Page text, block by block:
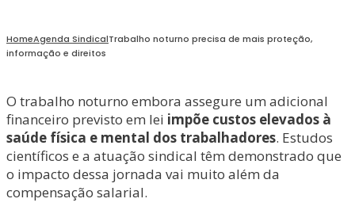
HomeAgenda SindicalTrabalho noturno precisa de mais proteção,
informação e direitos
O trabalho noturno embora assegure um adicional
financeiro previsto em lei impõe custos elevados à
saúde física e mental dos trabalhadores. Estudos
científicos e a atuação sindical têm demonstrado que
o impacto dessa jornada vai muito além da
compensação salarial.